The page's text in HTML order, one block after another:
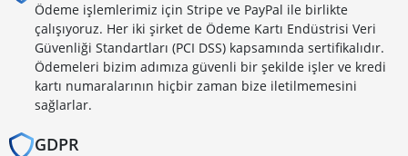
Ödeme işlemlerimiz için Stripe ve PayPal ile birlikte
çalışıyoruz. Her iki şirket de Ödeme Kartı Endüstrisi Veri
Güvenliği Standartları (PCI DSS) kapsamında sertifikalıdır.
Ödemeleri bizim adımıza güvenli bir şekilde işler ve kredi
kartı numaralarının hiçbir zaman bize iletilmemesini
sağlarlar.
GDPR